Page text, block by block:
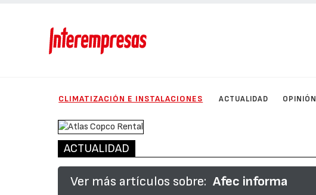
CLIMATIZACIÓN E INSTALACIONES ACTUALIDAD OPINIÓN
ACTUALIDAD
Ver más artículos sobre: Afec informa